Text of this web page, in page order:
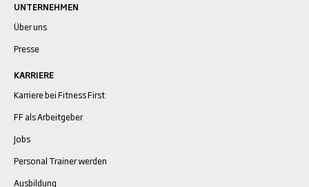
UNTERNEHMEN
Über uns
Presse
KARRIERE
Karriere bei Fitness First
FF als Arbeitgeber
Jobs
Personal Trainer werden
Ausbildung